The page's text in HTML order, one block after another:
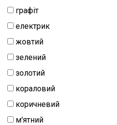
натуральний
Шиття
Штапель
Шифон
графіт
електрик
жовтий
зелений
золотий
кораловий
коричневий
м'ятний